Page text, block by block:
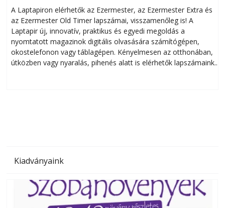
A Laptapiron elérhetők az Ezermester, az Ezermester Extra és
az Ezermester Old Timer lapszámai, visszamenőleg is! A
Laptapir új, innovatív, praktikus és egyedi megoldás a
nyomtatott magazinok digitális olvasására számítógépen,
okostelefonon vagy táblagépen. Kényelmesen az otthonában,
útközben vagy nyaralás, pihenés alatt is elérhetők lapszámaink.
Kiadványaink